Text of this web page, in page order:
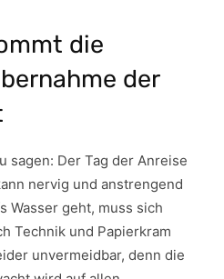
die
der
sagen: Der Tag der Anreise
nervig und anstrengend
Wasser geht, muss sich
Technik und Papierkram
unvermeidbar, denn die